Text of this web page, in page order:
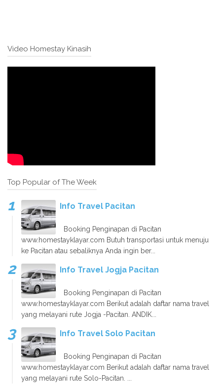
Video Homestay Kinasih
Top Popular of The Week
Info Travel Pacitan
Booking Penginapan di Pacitan
www.homestayklayar.com Butuh transportasi untuk menuju
ke Pacitan atau sebaliknya Anda ingin ber...
Info Travel Jogja Pacitan
Booking Penginapan di Pacitan
www.homestayklayar.com Berikut adalah daftar nama travel
yang melayani rute Jogja -Pacitan. ANDIK...
Info Travel Solo Pacitan
Booking Penginapan di Pacitan
www.homestayklayar.com Berikut adalah daftar nama travel
yang melayani rute Solo-Pacitan. ...